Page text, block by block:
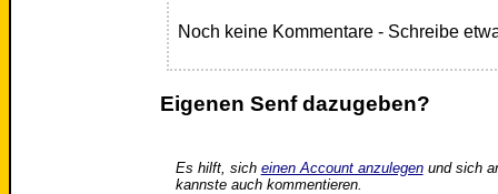
Noch keine Kommentare - Schreibe
Eigenen Senf dazugeben?
Es hilft, sich einen Account anzulegenund sich
kannste auch kommentieren.